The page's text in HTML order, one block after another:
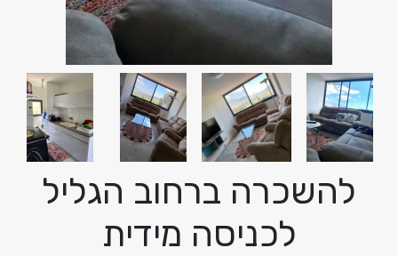
להשכרה ברחוב הגליל
לכניסה מידית